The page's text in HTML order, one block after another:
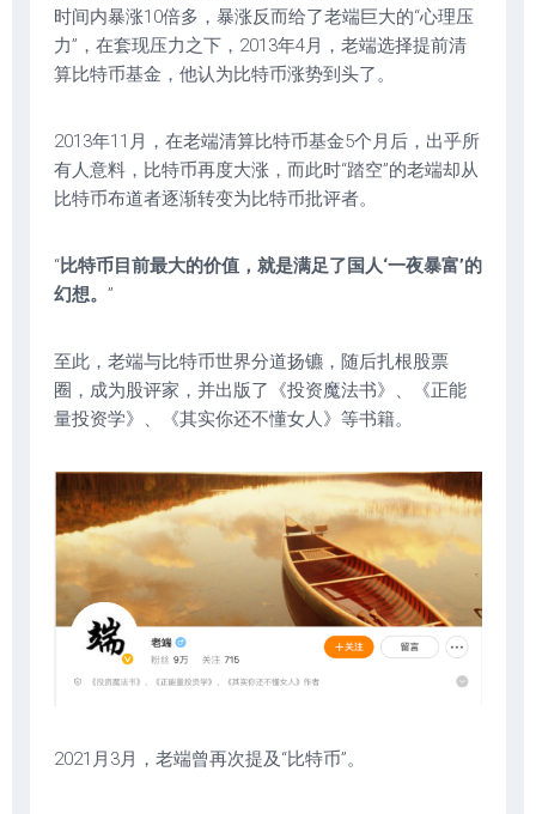
时间内暴涨10倍多，暴涨反而给了老端巨大的“心理压
力”，在套现压力之下，2013年4月，老端选择提前清
算比特币基金，他认为比特币涨势到头了。
2013年11月，在老端清算比特币基金5个月后，出乎所
有人意料，比特币再度大涨，而此时“踏空”的老端却从
比特币布道者逐渐转变为比特币批评者。
“比特币目前最大的价值，就是满足了国人‘一夜暴富’的
幻想。 ”
至此，老端与比特币世界分道扬镳，随后扎根股票
圈，成为股评家，并出版了《投资魔法书》、《正能
量投资学》、《其实你还不懂女人》等书籍。
2021月3月，老端曾再次提及“比特币”。